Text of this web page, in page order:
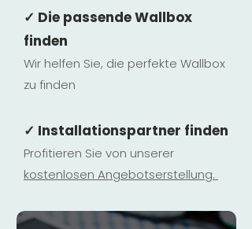
✓ Die passende Wallbox
finden
Wir helfen Sie, die perfekte Wallbox
zu finden
✓ Installationspartner finden
Profitieren Sie von unserer
kostenlosen Angebotserstellung.